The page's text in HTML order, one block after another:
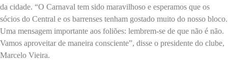
da cidade. “O Carnaval tem sido maravilhoso e esperamos que os
sócios do Central e os barrenses tenham gostado muito do nosso bloco.
Uma mensagem importante aos foliões: lembrem-se de que não é não.
Vamos aproveitar de maneira consciente”, disse o presidente do clube,
Marcelo Vieira.